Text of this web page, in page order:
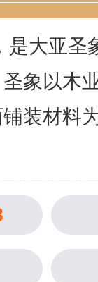
是大亚圣
象以木
装材料